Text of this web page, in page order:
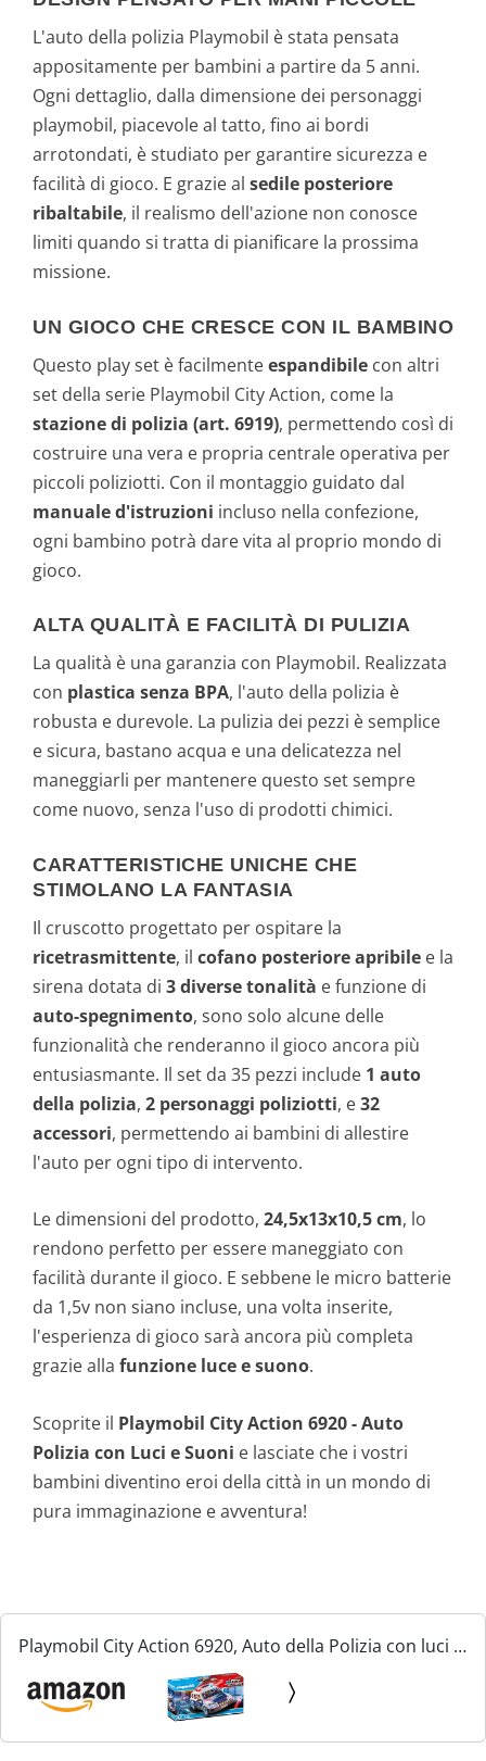
L'auto della polizia Playmobil è stata pensata
appositamente per bambini a partire da 5 anni.
Ogni dettaglio, dalla dimensione dei personaggi
playmobil, piacevole al tatto, fino ai bordi
arrotondati, è studiato per garantire sicurezza e
facilità di gioco. E grazie al sedile posteriore
ribaltabile, il realismo dell'azione non conosce
limiti quando si tratta di pianificare la prossima
missione.
UN GIOCO CHE CRESCE CON IL BAMBINO
Questo play set è facilmenteespandibile con altri
set della serie Playmobil City Action, come la
stazione di polizia (art. 6919), permettendo così di
costruire una vera e propria centrale operativa per
piccoli poliziotti. Con il montaggio guidato dal
manuale d'istruzioni incluso nella confezione,
ogni bambino potrà dare vita al proprio mondo di
gioco.
ALTA QUALITÀ E FACILITÀ DI PULIZIA
La qualità è una garanzia con Playmobil. Realizzata
con plastica senza BPA, l'auto della polizia è
robusta e durevole. La pulizia dei pezzi è semplice
e sicura, bastano acqua e una delicatezza nel
maneggiarli per mantenere questo set sempre
come nuovo, senza l'uso di prodotti chimici.
CARATTERISTICHE UNICHE CHE
STIMOLANO LA FANTASIA
Il cruscotto progettato per ospitare la
ricetrasmittente, il cofano posteriore apribile e la
sirena dotata di 3 diverse tonalità e funzione di
auto-spegnimento, sono solo alcune delle
funzionalità che renderanno il gioco ancora più
entusiasmante. Il set da 35 pezzi include 1 auto
della polizia, 2 personaggi poliziotti, e32
accessori, permettendo ai bambini di allestire
l'auto per ogni tipo di intervento.
Le dimensioni del prodotto, 24,5x13x10,5 cm, lo
rendono perfetto per essere maneggiato con
facilità durante il gioco. E sebbene le micro batterie
da 1,5v non siano incluse, una volta inserite,
l'esperienza di gioco sarà ancora più completa
grazie alla funzione luce e suono.
Scoprite il Playmobil City Action 6920 - Auto
Polizia con Luci e Suoni e lasciate che i vostri
bambini diventino eroi della città in un mondo di
pura immaginazione e avventura!
Playmobil City Action 6920, Auto della Polizia con luci e